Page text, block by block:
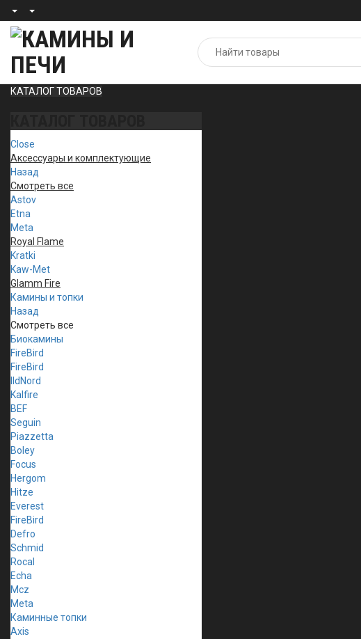
КАТАЛОГ ТОВАРОВ
Close
Аксессуары и комплектующие
Назад
Смотреть все
Astov
Etna
Meta
Royal Flame
Kratki
Kaw-Met
Glamm Fire
Камины и топки
Назад
Смотреть все
Биокамины
FireBird
FireBird
IldNord
Kalfire
BEF
Seguin
Piazzetta
Boley
Focus
Hergom
Hitze
Everest
FireBird
Defro
Schmid
Rocal
Echa
Mcz
Meta
Каминные топки
Axis